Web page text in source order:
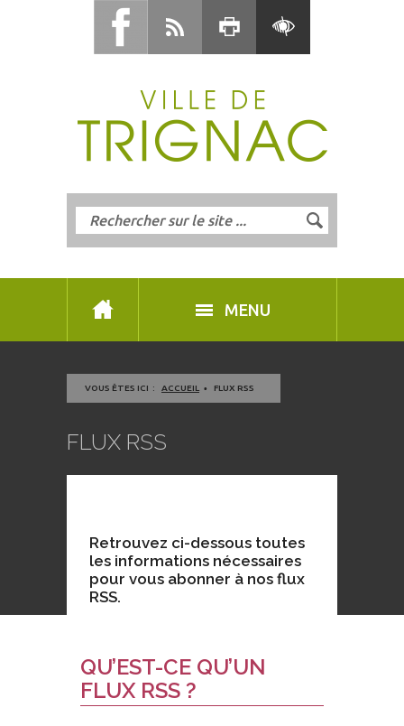
MENU
VOUS ÊTES ICI : ACCUEIL FLUX RSS
FLUX RSS
Retrouvez ci-dessous toutes
les informations nécessaires
pour vous abonner à nos flux
RSS.
QU’EST-CE QU’UN
FLUX RSS ?